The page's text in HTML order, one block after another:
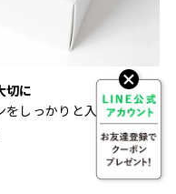
切に
をしっかりと入れ、見た